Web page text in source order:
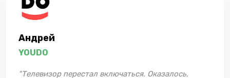
Андрей
YOUDO
"Телевизор перестал включаться. Оказалось,